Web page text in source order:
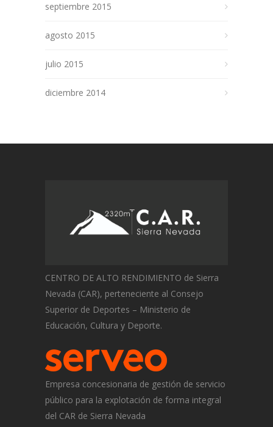
septiembre 2015
agosto 2015
julio 2015
diciembre 2014
CENTRO DE ALTO RENDIMIENTO de Sierra
Nevada (CAR), perteneciente al Consejo
Superior de Deportes – Ministerio de
Educación, Cultura y Deporte.
Empresa concesionaria de gestión de servicio
público para la explotación de forma integral
del CAR de Sierra Nevada